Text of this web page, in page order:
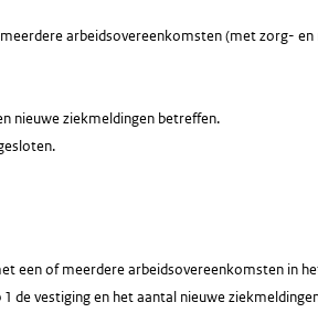
arbeidsovereenkomsten (met zorg-
nieuwe ziekmeldingen betreffen.
een of meerdere arbeidsovereenkomsten in
de vestiging en het aantal nieuwe